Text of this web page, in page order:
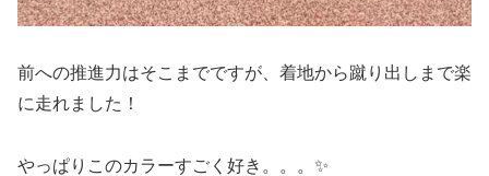
前への推進力はそこまでですが、着地から蹴り出しまで楽
に走れました！
やっぱりこのカラーすごく好き。。。✨